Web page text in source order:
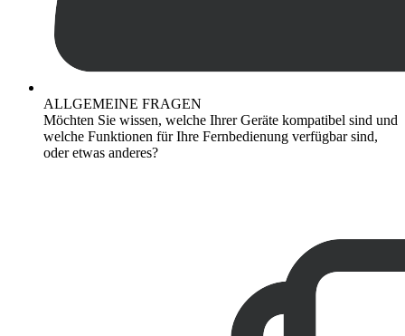
ALLGEMEINE FRAGEN
Möchten Sie wissen, welche Ihrer Geräte kompatibel sind und
welche Funktionen für Ihre Fernbedienung verfügbar sind,
oder etwas anderes?